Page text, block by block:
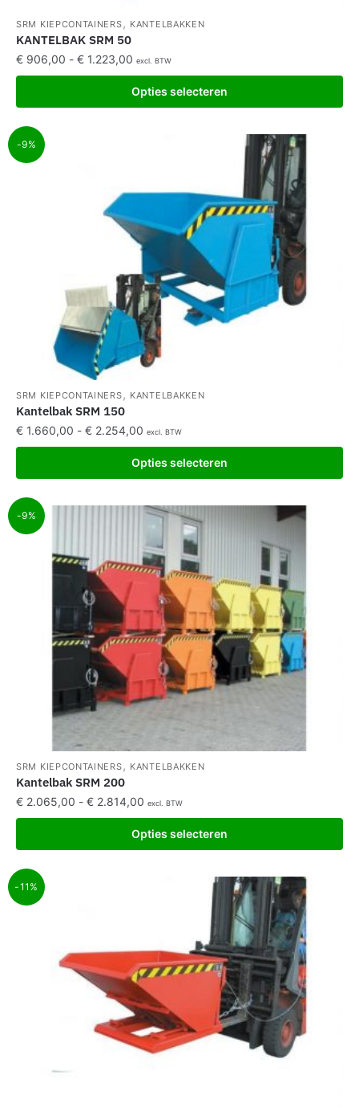
SRM KIEPCONTAINERS, KANTELBAKKEN
KANTELBAK SRM 50
€ 906,00 - € 1.223,00 excl. BTW
Opties selecteren
-9%
SRM KIEPCONTAINERS, KANTELBAKKEN
Kantelbak SRM 150
€ 1.660,00 - € 2.254,00 excl. BTW
Opties selecteren
-9%
SRM KIEPCONTAINERS, KANTELBAKKEN
Kantelbak SRM 200
€ 2.065,00 - € 2.814,00 excl. BTW
Opties selecteren
-11%